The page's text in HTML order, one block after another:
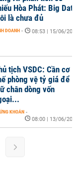
KINH